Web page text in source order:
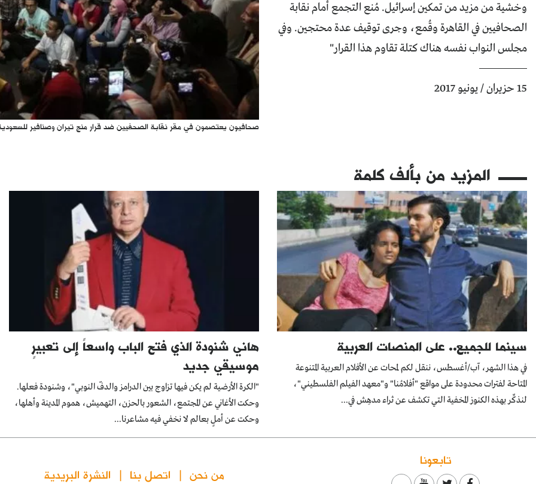
وخشية من مزيد من تمكين إسرائيل. مُنع التجمع أمام نقابة
الصحافيين في القاهرة وقُمع، وجرى توقيف عدة محتجين. وفي
مجلس النواب نفسه هناك كتلة تقاوم هذا القرار"
15 حزيران / يونيو 2017
صحافيون يعتصمون في مقر نقابة الصحفيين ضد قرار منج تيران وصنافير
المزيد من بألف كلمة
سينما للجميع.. على المنصات العربية
في هذا الشهر، آب/أغسطس، ننقل لكم لمحات عن الأفلام العربية المتنوعة
المتاحة لفترات محدودة على مواقع "أفلامُنا" و"معهد الفيلم الفلسطيني"،
لنذكِّر بهذه الكنوز المخفية التي تكشف عن ثراء مدهِش في...
هاني شنودة الذي فتح الباب واسعاً إلى تعبيرٍ
موسيقي جديد
"الكرة الأرضية لم يكن فيها تزاوج بين الدرامز والدفّ النوبي"، وشنودة فعلها.
وحكت الأغاني عن المجتمع، الشعور بالحزن، التهميش، هموم المدينة وأهلها،
وحكت عن أملٍ بعالم لا نخفي فيه مشاعرنا...
تابعونا
من نحن
اتصل بنا النشرة البريدية